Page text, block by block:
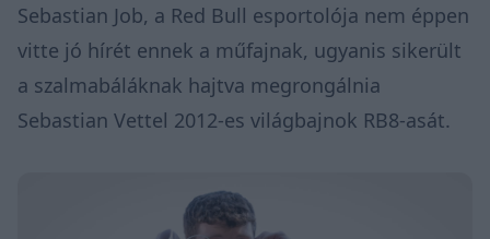
Sebastian Job, a Red Bull esportolója nem éppen
vitte jó hírét ennek a műfajnak, ugyanis sikerült
a szalmabáláknak hajtva megrongálnia
Sebastian Vettel 2012-es világbajnok RB8-asát.